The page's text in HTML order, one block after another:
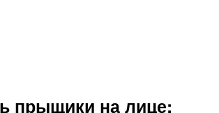
прыщики на лице: